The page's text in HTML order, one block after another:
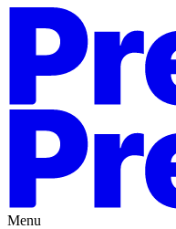
Menu